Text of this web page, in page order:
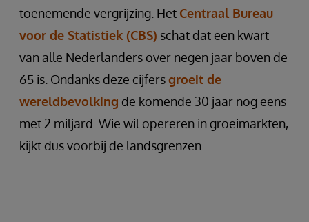
toenemende vergrijzing. Het Centraal Bureau
voor de Statistiek (CBS) schat dat een kwart
van alle Nederlanders over negen jaar boven de
65 is. Ondanks deze cijfersgroeit de
wereldbevolking de komende 30 jaar nog eens
met 2 miljard. Wie wil opereren in groeimarkten,
kijkt dus voorbij de landsgrenzen.